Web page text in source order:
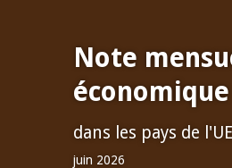
Note
économique
dans les pays de
juin 2026